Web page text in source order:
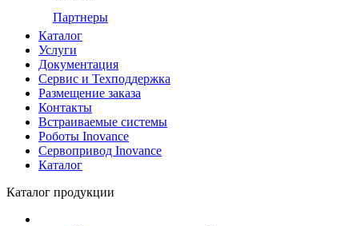
Партнеры
Каталог
Услуги
Документация
Сервис и Техподдержка
Размещение заказа
Контакты
Встраиваемые системы
Роботы Inovance
Сервопривод Inovance
Каталог
Каталог продукции